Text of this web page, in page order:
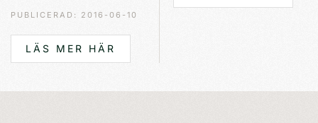
PUBLICERAD: 2016-06-10
LÄS MER HÄR